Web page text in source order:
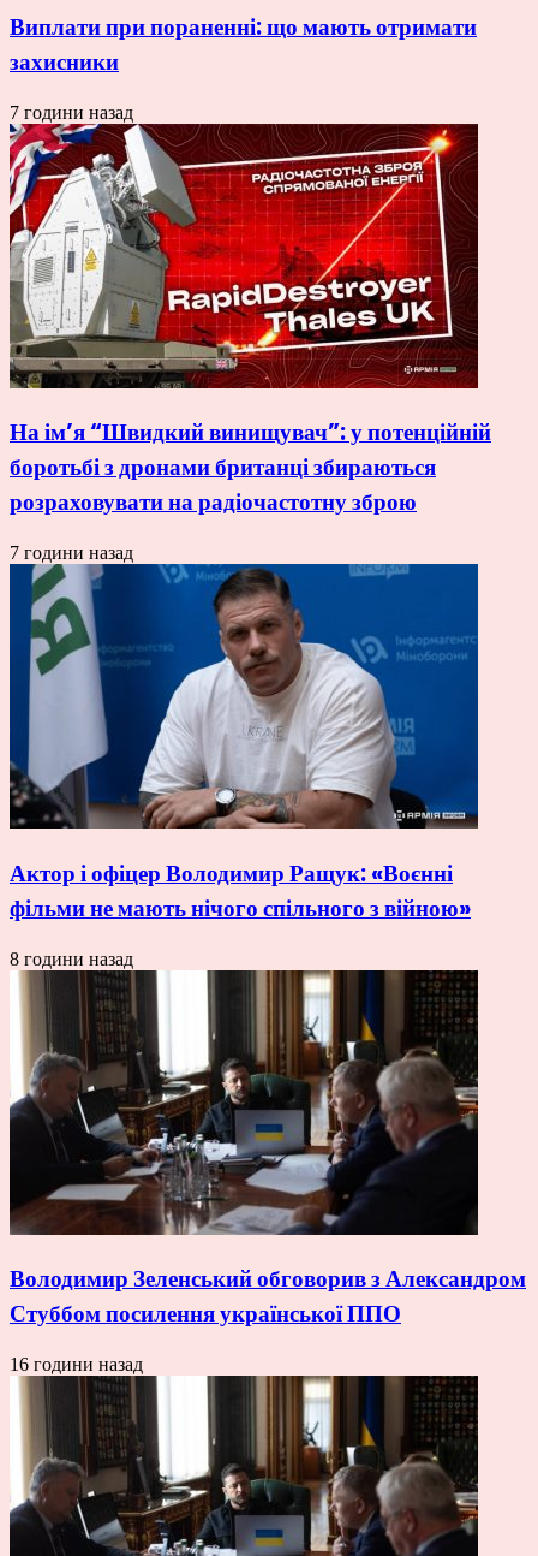
Виплати при пораненні: що мають отримати
захисники
7 години назад
На ім’я “Швидкий винищувач”: у потенційній
боротьбі з дронами британці збираються
розраховувати на радіочастотну зброю
7 години назад
Актор і офіцер Володимир Ращук: «Воєнні
фільми не мають нічого спільного з війною»
8 години назад
Володимир Зеленський обговорив з Александром
Стуббом посилення української ППО
16 години назад